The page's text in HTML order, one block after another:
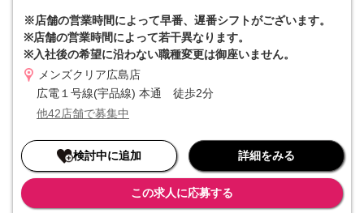
本社で吸い上げる組織体制を整えています。さらに集客～予約入力ま
でを本社で集約していることから、店舗の事務作業が最小限で済むと
いうメリットも。集客を全て本社で担当するため、個人ノルマなどが
一切発生しないのも特徴です。
■■ 入社初月からインセンティブが発生 ■■
インセンティブというと「優秀な人だけ」というイメージがあります
が、当社はそうではありません。リピート率の高さや成長市場という
ものになっています。そのため「高収入を実現したい」という方にも
おすすめです。
※店舗の営業時間によって早番、遅番シフトがございます。
※店舗の営業時間によって若干異なります。
※入社後の希望に沿わない職種変更は御座いません。
メンズクリア広島店
広電１号線(宇品線) 本通 徒歩2分
他42店舗で募集中
検討中に追加 詳細をみる
この求人に応募する